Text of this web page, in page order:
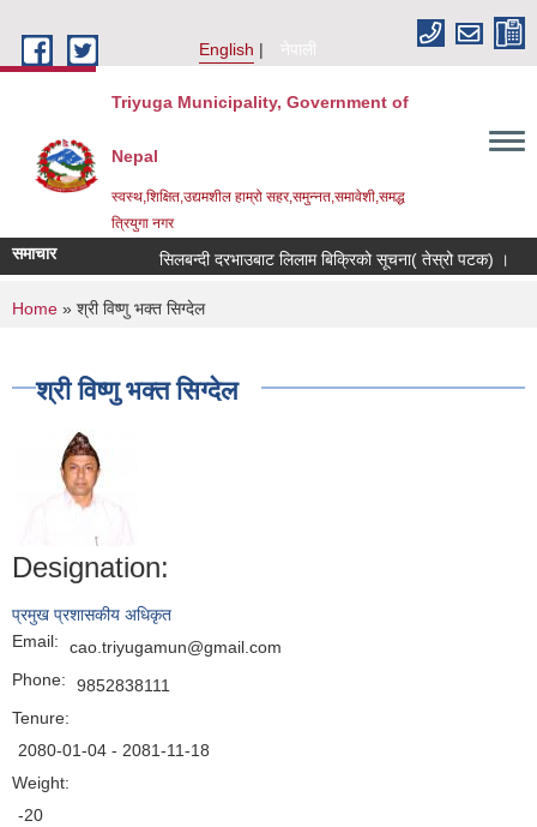
English
नेपाली
Triyuga Municipality, Government of
Nepal
स्वस्थ,शिक्षित,उद्यमशील हाम्रो सहर,समुन्नत,समावेशी,समद्ध
त्रियुगा नगर
समाचार सिलबन्दी दरभाउबाट लिलाम बिक्रिको सूचना( तेस्रो पटक) ।
You are here
Home » श्री विष्णु भक्त सिग्देल
श्री विष्णु भक्त सिग्देल
Designation:
प्रमुख प्रशासकीय अधिकृत
Email:
cao.triyugamun@gmail.com
Phone:
9852838111
Tenure:
2080-01-04 - 2081-11-18
Weight:
-20